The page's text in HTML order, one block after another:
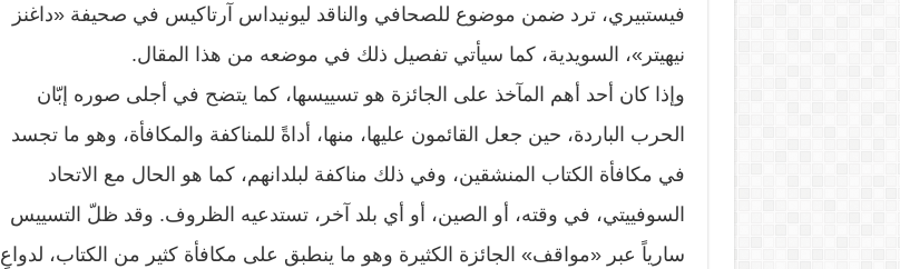
فيستبيري، ترد ضمن موضوع للصحافي والناقد ليونيداس آرتاكيس في صحيفة «داغنز
نيهيتر»، السويدية، كما سيأتي تفصيل ذلك في موضعه من هذا المقال.
وإذا كان أحد أهم المآخذ على الجائزة هو تسييسها، كما يتضح في أجلى صوره إبّان
الحرب الباردة، حين جعل القائمون عليها، منها، أداةً للمناكفة والمكافأة، وهو ما تجسد
في مكافأة الكتاب المنشقين، وفي ذلك مناكفة لبلدانهم، كما هو الحال مع الاتحاد
السوفييتي، في وقته، أو الصين، أو أي بلد آخر، تستدعيه الظروف. وقد ظلّ التسييس
سارياً عبر «مواقف» الجائزة الكثيرة وهو ما ينطبق على مكافأة كثير من الكتاب، لدواعٍ